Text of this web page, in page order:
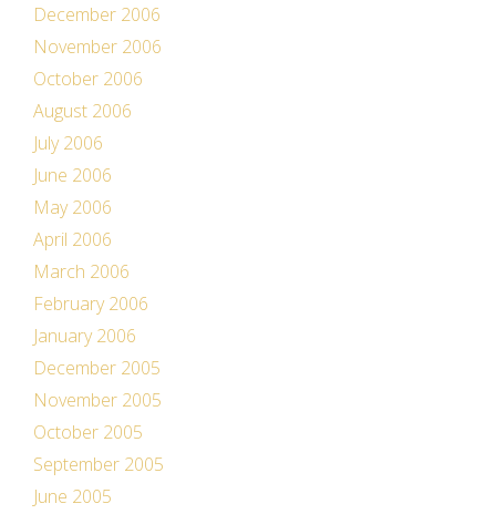
December 2006
November 2006
October 2006
August 2006
July 2006
June 2006
May 2006
April 2006
March 2006
February 2006
January 2006
December 2005
November 2005
October 2005
September 2005
June 2005